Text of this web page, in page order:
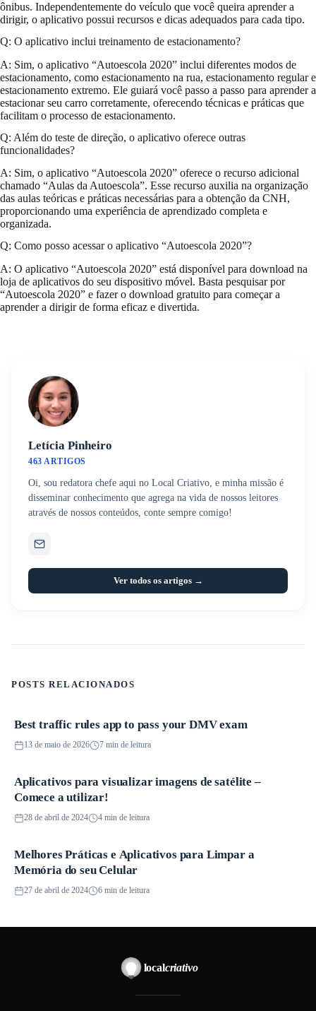
ônibus. Independentemente do veículo que você queira aprender a
dirigir, o aplicativo possui recursos e dicas adequados para cada tipo.
Q: O aplicativo inclui treinamento de estacionamento?
A: Sim, o aplicativo “Autoescola 2020” inclui diferentes modos de
estacionamento, como estacionamento na rua, estacionamento regular e
estacionamento extremo. Ele guiará você passo a passo para aprender a
estacionar seu carro corretamente, oferecendo técnicas e práticas que
facilitam o processo de estacionamento.
Q: Além do teste de direção, o aplicativo oferece outras
funcionalidades?
A: Sim, o aplicativo “Autoescola 2020” oferece o recurso adicional
chamado “Aulas da Autoescola”. Esse recurso auxilia na organização
das aulas teóricas e práticas necessárias para a obtenção da CNH,
proporcionando uma experiência de aprendizado completa e
organizada.
Q: Como posso acessar o aplicativo “Autoescola 2020”?
A: O aplicativo “Autoescola 2020” está disponível para download na
loja de aplicativos do seu dispositivo móvel. Basta pesquisar por
“Autoescola 2020” e fazer o download gratuito para começar a
aprender a dirigir de forma eficaz e divertida.
Letícia Pinheiro
463 ARTIGOS
Oi, sou redatora chefe aqui no Local Criativo, e minha missão é
disseminar conhecimento que agrega na vida de nossos leitores
através de nossos conteúdos, conte sempre comigo!
Ver todos os artigos →
POSTS RELACIONADOS
Aplicativos
Best traffic rules app to pass your DMV exam
13 de maio de 2026 7 min de leitura
Aplicativos
Aplicativos para visualizar imagens de satélite –
Comece a utilizar!
28 de abril de 2024 4 min de leitura
Aplicativos
Melhores Práticas e Aplicativos para Limpar a
Memória do seu Celular
27 de abril de 2024 6 min de leitura
localcriativo